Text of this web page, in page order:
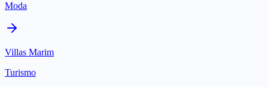
Moda
Villas Marim
Turismo